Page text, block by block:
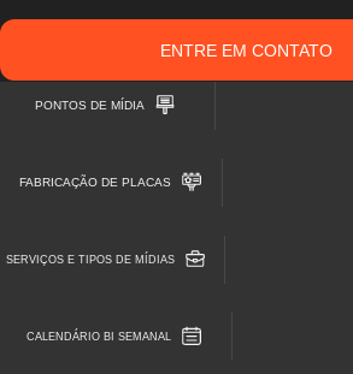
ENTRE EM CONTATO
PONTOS DE MÍDIA
FABRICAÇÃO DE PLACAS
SERVIÇOS E TIPOS DE MÍDIAS
CALENDÁRIO BI SEMANAL